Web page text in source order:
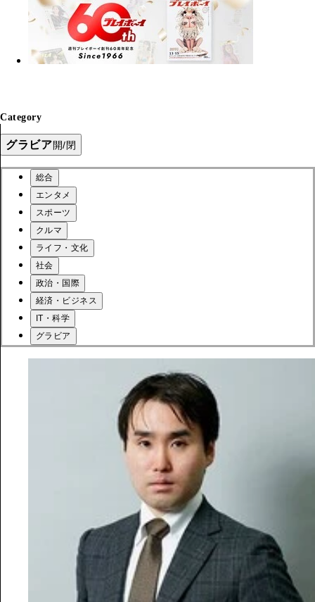
Category
グラビア開/閉
総合
エンタメ
スポーツ
クルマ
ライフ・文化
社会
政治・国際
経済・ビジネス
IT・科学
グラビア